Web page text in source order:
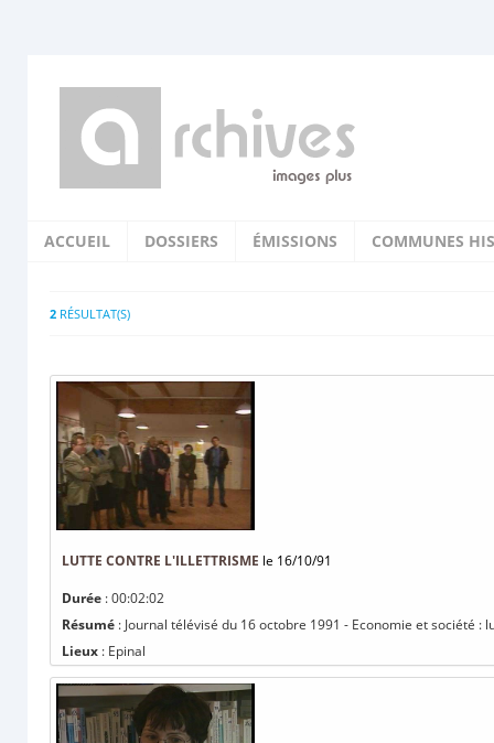
ACCUEIL DOSSIERS ÉMISSIONS COMMUNES
2 RÉSULTAT(S)
LUTTE CONTRE L'ILLETTRISME le 16/10/91
Durée : 00:02:02
Résumé : Journal télévisé du 16 octobre 1991 - Economie et société
Lieux : Epinal